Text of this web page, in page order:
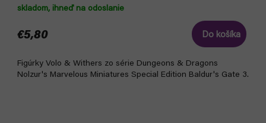
skladom, ihneď na odoslanie
€5,80 Do košíka
Figúrky Volo & Withers zo série Dungeons & Dragons
Nolzur's Marvelous Miniatures Special Edition Baldur's Gate 3.